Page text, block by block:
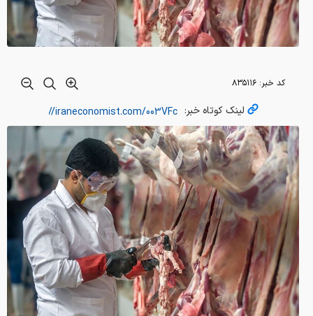
کد خبر: ۸۳۵۱۱۶
لینک کوتاه خبر: